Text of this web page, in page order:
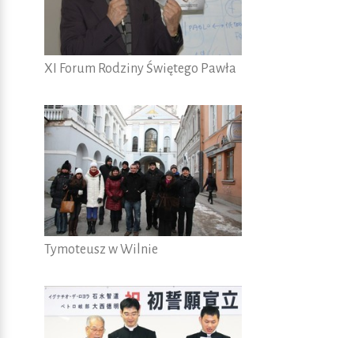
XI Forum Rodziny Świętego Pawła
Tymoteusz w Wilnie